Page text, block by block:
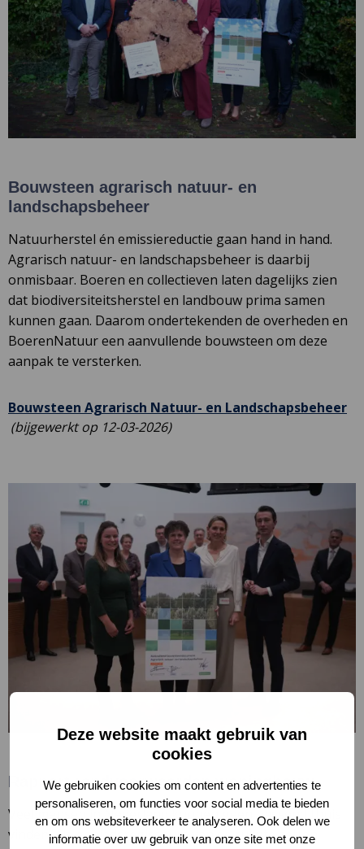
Deze website maakt gebruik van
cookies
We gebruiken cookies om content en advertenties te
personaliseren, om functies voor social media te bieden
en om ons websiteverkeer te analyseren. Ook delen we
informatie over uw gebruik van onze site met onze
Bouwsteen agrarisch natuur- en
landschapsbeheer
Natuurherstel én emissiereductie gaan hand in hand.
Agrarisch natuur- en landschapsbeheer is daarbij
onmisbaar. Boeren en collectieven laten dagelijks zien
dat biodiversiteitsherstel en landbouw prima samen
kunnen gaan. Daarom ondertekenden de overheden en
BoerenNatuur een aanvullende bouwsteen om deze
aanpak te versterken.
Bouwsteen Agrarisch Natuur- en Landschapsbeheer
(bijgewerkt op 12-03-2026)
Rapport randvoorwaarden woningbouw
Veel mensen in Nederland kunnen geen passend thuis
vinden. Als gebiedsregisseurs van de ruimte zetten